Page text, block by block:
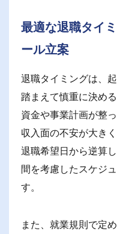
最適な退職タイ
ール立案
退職タイミングは、
踏まえて慎重に決め
資金や事業計画が整
収入面の不安が大き
退職希望日から逆算
間を考慮したスケジ
す。
また、就業規則で定